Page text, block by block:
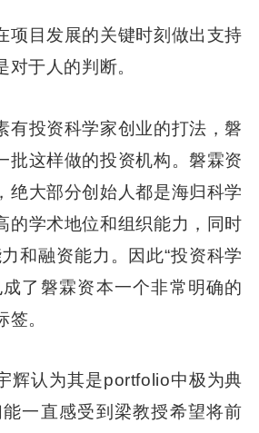
项目发展的关键时刻做出支持
对于人的判断。
有投资科学家创业的打法，磐
批这样做的投资机构。磐霖资
绝大部分创始人都是海归科学
的学术地位和组织能力，同时
和融资能力。因此“投资科学
了磐霖资本一个非常明确的
。
辉认为其是portfolio中极为典
一直感受到梁教授希望将前